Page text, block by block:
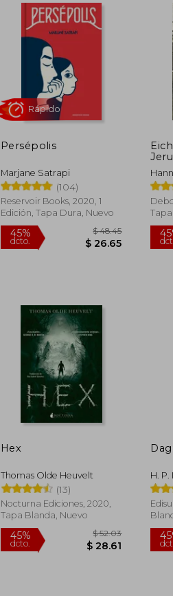
Persépolis
Marjane Satrapi
(104)
Reservoir Books, 2020, 1
Edición, Tapa Dura, Nuevo
Hex
Thomas Olde Heuvelt
(13)
Nocturna Ediciones, 2020,
Tapa Blanda, Nuevo
H.